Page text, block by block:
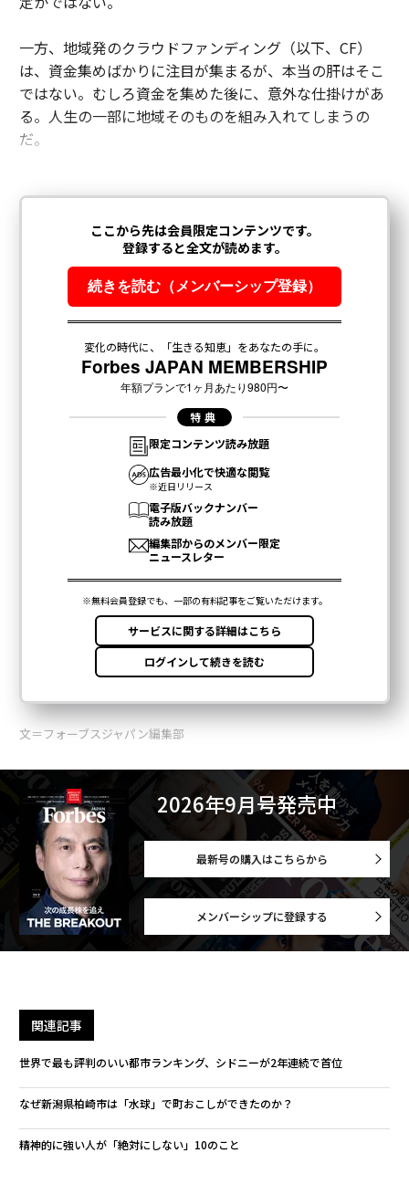
一方、地域発のクラウドファンディング（以下、CF）
は、資金集めばかりに注目が集まるが、本当の肝はそこ
ではない。むしろ資金を集めた後に、意外な仕掛けがあ
る。人生の一部に地域そのものを組み入れてしまうの
だ。
文＝フォーブスジャパン編集部
2026年9月号発売中
最新号の購入はこちらから
メンバーシップに登録する
関連記事
世界で最も評判のいい都市ランキング、シドニーが2年連続で首位
なぜ新潟県柏崎市は「水球」で町おこしができたのか？
精神的に強い人が「絶対にしない」10のこと